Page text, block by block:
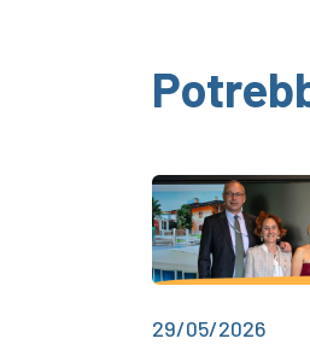
29/05/2026